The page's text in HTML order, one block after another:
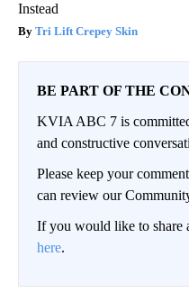
Instead
Tri Lift Crepey Skin
BE PART OF THE
KVIA ABC 7 is
and constructive
Please keep your
can review our
If you would like to share
here.